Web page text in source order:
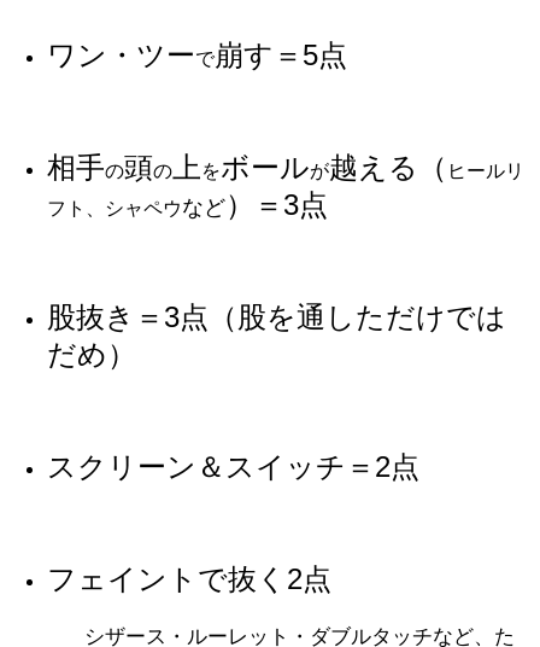
ワン・ツーで崩す＝5点
相手の頭の上 をボールが越える（ ヒールリ
フト、シャペウなど）＝3点
股抜き＝3点（股を通しただけでは
だめ）
スクリーン＆スイッチ＝2点
フェイントで抜く2点
シザース・ルーレット・ダブルタッチなど、た